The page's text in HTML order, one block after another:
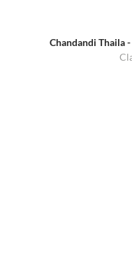
Chandandi Thaila